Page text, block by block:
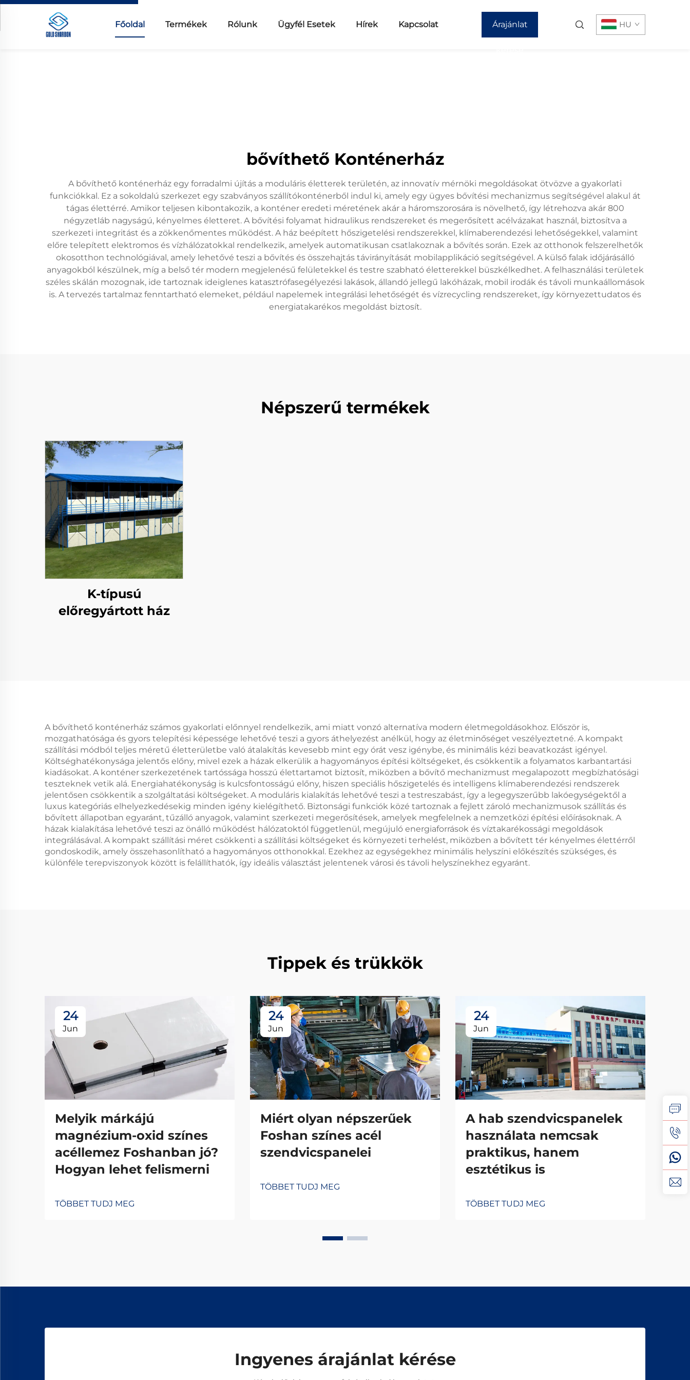
Főoldal Termékek Rólunk Ügyfél Esetek Hírek Kapcsolat Árajánlat HU
bővíthető Konténerház
A bővíthető konténerház egy forradalmi újítás a moduláris életterek területén, az innovatív mérnöki megoldásokat ötvözve a gyakorlati
funkciókkal. Ez a sokoldalú szerkezet egy szabványos szállítókonténerből indul ki, amely egy ügyes bővítési mechanizmus segítségével alakul át
tágas élettérré. Amikor teljesen kibontakozik, a konténer eredeti méretének akár a háromszorosára is növelhető, így létrehozva akár 800
négyzetláb nagyságú, kényelmes életteret. A bővítési folyamat hidraulikus rendszereket és megerősített acélvázakat használ, biztosítva a
szerkezeti integritást és a zökkenőmentes működést. A ház beépített hőszigetelési rendszerekkel, klímaberendezési lehetőségekkel, valamint
előre telepített elektromos és vízhálózatokkal rendelkezik, amelyek automatikusan csatlakoznak a bővítés során. Ezek az otthonok felszerelhetők
okosotthon technológiával, amely lehetővé teszi a bővítés és összehajtás távirányítását mobilapplikáció segítségével. A külső falak időjárásálló
anyagokból készülnek, míg a belső tér modern megjelenésű felületekkel és testre szabható életterekkel büszkélkedhet. A felhasználási területek
széles skálán mozognak, ide tartoznak ideiglenes katasztrófasegélyezési lakások, állandó jellegű lakóházak, mobil irodák és távoli munkaállomások
is. A tervezés tartalmaz fenntartható elemeket, például napelemek integrálási lehetőségét és vízrecycling rendszereket, így környezettudatos és
energiatakarékos megoldást biztosít.
Népszerű termékek
K-típusú
előregyártott ház
A bővíthető konténerház számos gyakorlati előnnyel rendelkezik, ami miatt vonzó alternatíva modern életmegoldásokhoz. Először is,
mozgathatósága és gyors telepítési képessége lehetővé teszi a gyors áthelyezést anélkül, hogy az életminőséget veszélyeztetné. A kompakt
szállítási módból teljes méretű életterületbe való átalakítás kevesebb mint egy órát vesz igénybe, és minimális kézi beavatkozást igényel.
Költséghatékonysága jelentős előny, mivel ezek a házak elkerülik a hagyományos építési költségeket, és csökkentik a folyamatos karbantartási
kiadásokat. A konténer szerkezetének tartóssága hosszú élettartamot biztosít, miközben a bővítő mechanizmust megalapozott megbízhatósági
teszteknek vetik alá. Energiahatékonyság is kulcsfontosságú előny, hiszen speciális hőszigetelés és intelligens klímaberendezési rendszerek
jelentősen csökkentik a szolgáltatási költségeket. A moduláris kialakítás lehetővé teszi a testreszabást, így a legegyszerűbb lakóegységektől a
luxus kategóriás elhelyezkedésekig minden igény kielégíthető. Biztonsági funkciók közé tartoznak a fejlett zároló mechanizmusok szállítás és
bővített állapotban egyaránt, tűzálló anyagok, valamint szerkezeti megerősítések, amelyek megfelelnek a nemzetközi építési előírásoknak. A
házak kialakítása lehetővé teszi az önálló működést hálózatoktól függetlenül, megújuló energiaforrások és víztakarékossági megoldások
integrálásával. A kompakt szállítási méret csökkenti a szállítási költségeket és környezeti terhelést, miközben a bővített tér kényelmes élettérről
gondoskodik, amely összehasonlítható a hagyományos otthonokkal. Ezekhez az egységekhez minimális helyszíni előkészítés szükséges, és
különféle terepviszonyok között is felállíthatók, így ideális választást jelentenek városi és távoli helyszínekhez egyaránt.
Tippek és trükkök
24
Jun
Melyik márkájú
magnézium-oxid színes
acéllemez Foshanban jó?
Hogyan lehet felismerni
TÖBBET TUDJ MEG
24
Jun
Miért olyan népszerűek
Foshan színes acél
szendvicspanelei
TÖBBET TUDJ MEG
24
Jun
A hab szendvicspanelek
használata nemcsak
praktikus, hanem
esztétikus is
TÖBBET TUDJ MEG
A
Ingyenes árajánlat kérése